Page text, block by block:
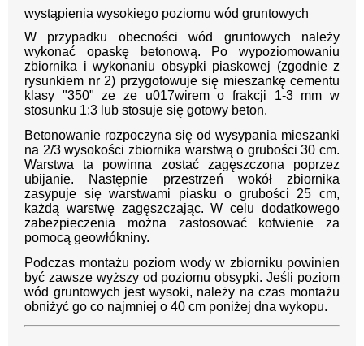
wystąpienia wysokiego poziomu wód gruntowych
W przypadku obecności wód gruntowych należy
wykonać opaskę betonową. Po wypoziomowaniu
zbiornika i wykonaniu obsypki piaskowej (zgodnie z
rysunkiem nr 2) przygotowuje się mieszankę cementu
klasy "350" ze ze u017wirem o frakcji 1-3 mm w
stosunku 1:3 lub stosuje się gotowy beton.
Betonowanie rozpoczyna się od wysypania mieszanki
na 2/3 wysokości zbiornika warstwą o grubości 30 cm.
Warstwa ta powinna zostać zagęszczona poprzez
ubijanie. Następnie przestrzeń wokół zbiornika
zasypuje się warstwami piasku o grubości 25 cm,
każdą warstwę zagęszczając. W celu dodatkowego
zabezpieczenia można zastosować kotwienie za
pomocą geowłókniny.
Podczas montażu poziom wody w zbiorniku powinien
być zawsze wyższy od poziomu obsypki. Jeśli poziom
wód gruntowych jest wysoki, należy na czas montażu
obniżyć go co najmniej o 40 cm poniżej dna wykopu.